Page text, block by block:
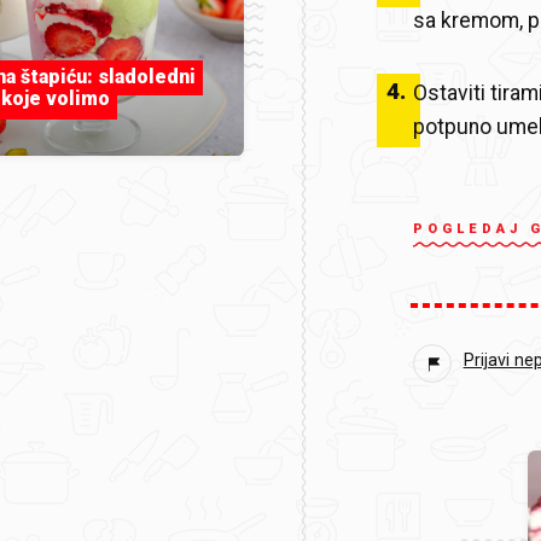
štapiću: sladoledni
volimo
sa kremom,
4. Ostaviti
potpuno
POGLEDAJ
Prijavi